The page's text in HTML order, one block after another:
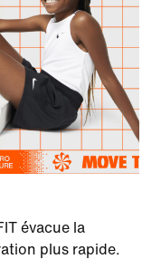
évacue la
plus rapide.